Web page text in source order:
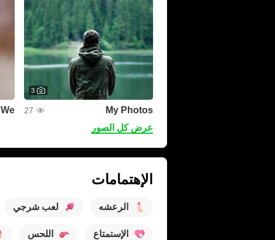
3
My Photos
27
We
عرض كل الصور
الإهتمامات
الرعشه لعب شرجي
الإستمتاع اللحس